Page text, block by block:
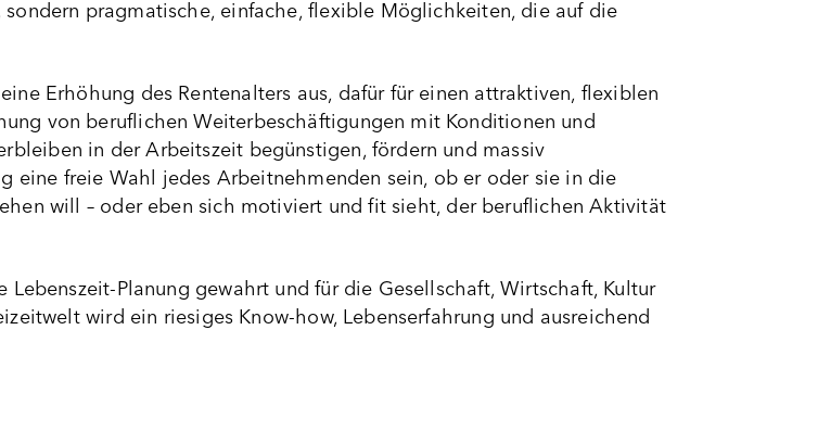
pragmatische, einfache, flexible Möglichkeiten, die auf die
Erhöhung des Rentenalters aus, dafür für einen attraktiven, flexiblen
von beruflichen Weiterbeschäftigungen mit Konditionen und
in der Arbeitszeit begünstigen, fördern und massiv
eine freie Wahl jedes Arbeitnehmenden sein, ob er oder sie in die
will – oder eben sich motiviert und fit sieht, der beruflichen Aktivität
Planung gewahrt und für die Gesellschaft, Wirtschaft, Kultur
wird ein riesiges Know-how, Lebenserfahrung und ausreichend